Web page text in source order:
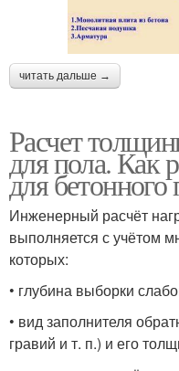
читать дальше →
Расчет
для пола. Как
для бетонного
Инженерный расчёт
выполняется с учётом
которых:
• глубина выборки
• вид заполнителя
гравий и т. п.) и его